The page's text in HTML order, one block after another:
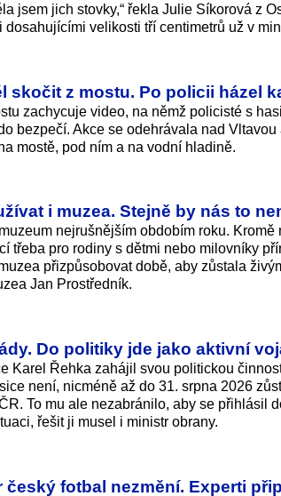
jsem jich stovky,“ řekla Julie Síkorová z
dosahujícími velikosti tří centimetrů už v
skočit z mostu. Po policii házel
zachycuje video, na němž policisté s
bezpečí. Akce se odehrávala nad
mostě, pod ním a na vodní hladině.
i muzea. Stejně by nás to
nejrušnějším obdobím roku.
třeba pro rodiny s dětmi nebo milovníky
přizpůsobovat době, aby zůstala
Jan Prostředník.
Do politiky jde jako aktivní
Karel Řehka zahájil svou politickou
není, nicméně až do 31. srpna 2026
To mu ale nezabránilo, aby se přihlásil
řešit ji musel i ministr obrany.
český fotbal nezmění. Experti